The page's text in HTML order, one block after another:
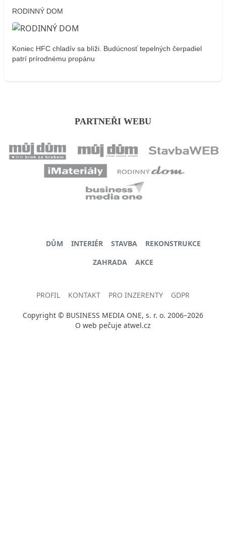
RODINNÝ DOM
Koniec HFC chladív sa blíži. Budúcnosť tepelných čerpadiel
patrí prírodnému propánu
PARTNEŘI WEBU
DŮM INTERIÉR STAVBA
REKONSTRUKCE
ZAHRADA
AKCE
PROFIL KONTAKT PRO INZERENTY GDPR
Copyright © BUSINESS MEDIA ONE, s. r. o. 2006–2026